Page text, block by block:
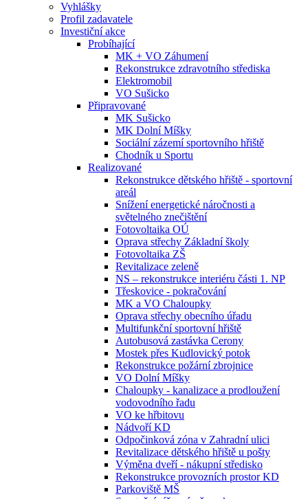
Vyhlášky
Profil zadavatele
Investiční akce
Probíhající
MK + VO Záhumení
Rekonstrukce zdravotního střediska
Elektromobil
VO Sušicko
Připravované
MK Sušicko
MK Dolní Míšky
Sociální zázemí sportovního hřiště
Chodník u Sportu
Realizované
Rekonstrukce dětského hřiště - sportovní
areál
Snížení energetické náročnosti a
světelného znečištění
Fotovoltaika OÚ
Oprava střechy Základní školy
Fotovoltaika ZŠ
Revitalizace zeleně
NS – rekonstrukce interiéru části 1. NP
Třeskovice - pokračování
MK a VO Chaloupky
Oprava střechy obecního úřadu
Multifunkční sportovní hřiště
Autobusová zastávka Cerony
Mostek přes Kudlovický potok
Rekonstrukce požární zbrojnice
VO Dolní Míšky
Chaloupky - kanalizace a prodloužení
vodovodního řadu
VO ke hřbitovu
Nádvoří KD
Odpočinková zóna v Zahradní ulici
Revitalizace dětského hřiště u pošty
Výměna dveří - nákupní středisko
Rekonstrukce provozních prostor KD
Parkoviště MŠ